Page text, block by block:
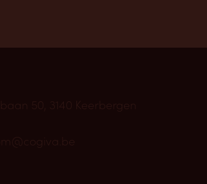
50, 3140 Keerbergen